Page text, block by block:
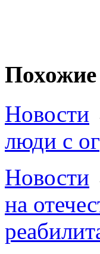
Похожие
Новости
люди с
Новости
на